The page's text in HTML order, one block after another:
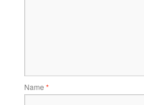
Name *